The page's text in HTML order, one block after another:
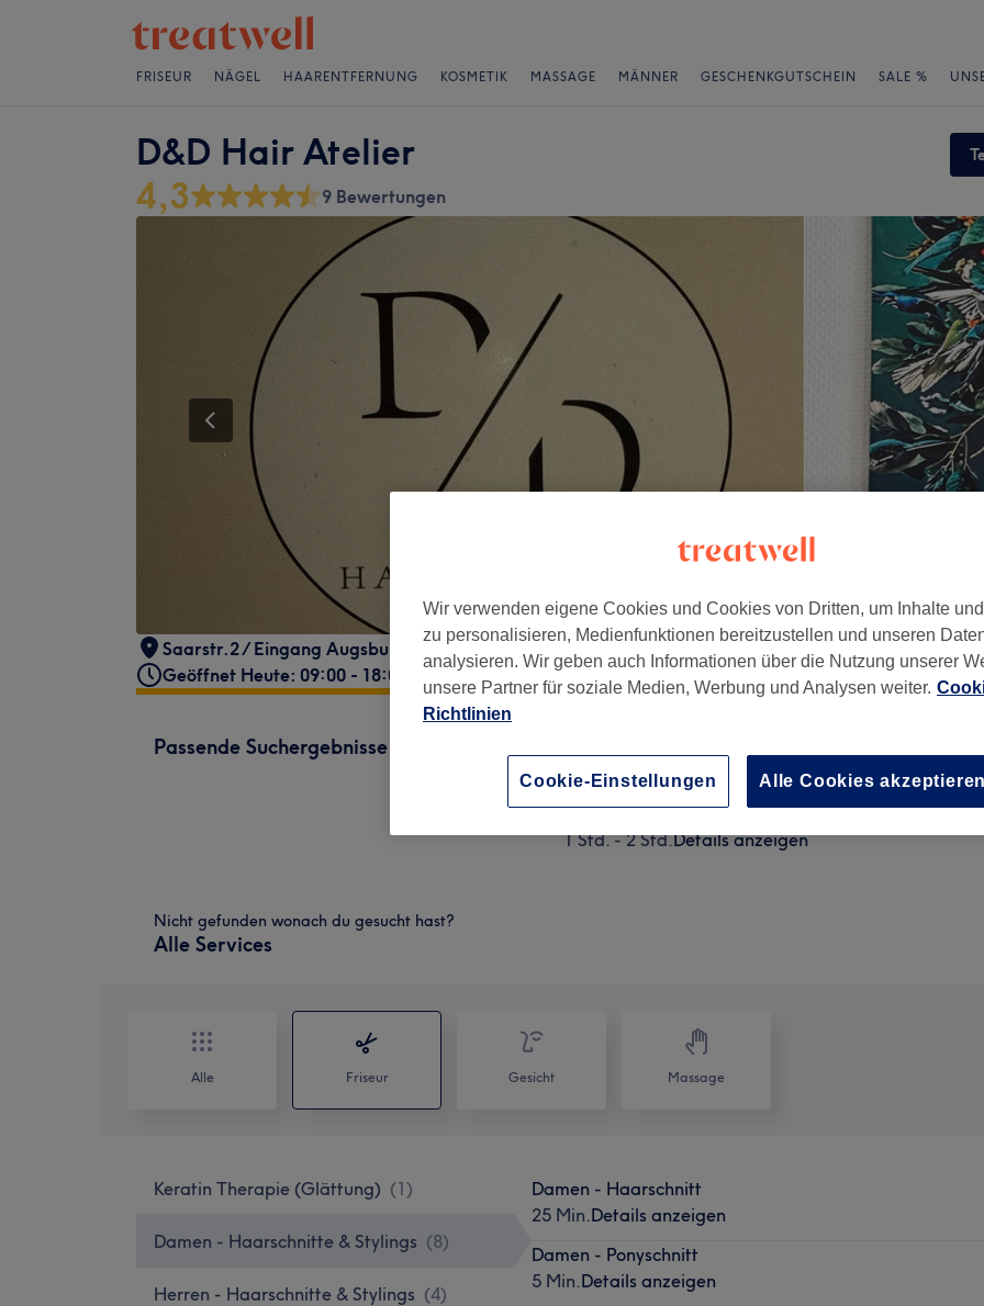
FRISEUR NÄGEL HAARENTFERNUNG KOSMETIK MASSAGE MÄNNER GESCHENKGUTSCHEIN SALE %
D&D Hair Atelier
4,3 9 Bewertungen
Saarstr.2 / Eingang Augsburger Straße 13, Stuttgart, 70374
Geöffnet Heute: 09:00 - 18:00
Passende Suchergebnisse
20 Min.Details anzeigen
Keratin Therapie (Keratin Glättung)
1 Std. - 2 Std.Details anzeigen
Nicht gefunden wonach du gesucht hast?
Alle Services
Alle Friseur Gesicht Massage
Keratin Therapie (Glättung) (1)
Damen - Haarschnitte & Stylings (8)
Herren - Haarschnitte & Stylings (4)
Damen - Haarschnitt
25 Min.Details anzeigen
Damen - Ponyschnitt
5 Min.Details anzeigen
Wir verwenden eigene Cookies und Cookies von Dritten, um Inhalte
zu personalisieren, Medienfunktionen bereitzustellen und unseren
analysieren. Wir geben auch Informationen über die Nutzung unserer
unsere Partner für soziale Medien, Werbung und Analysen weiter.
Richtlinien
Cookie-Einstellungen Alle Cookies